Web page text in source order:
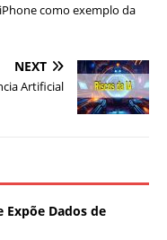
como exemplo da
NEXT
Artificial
Expõe Dados de